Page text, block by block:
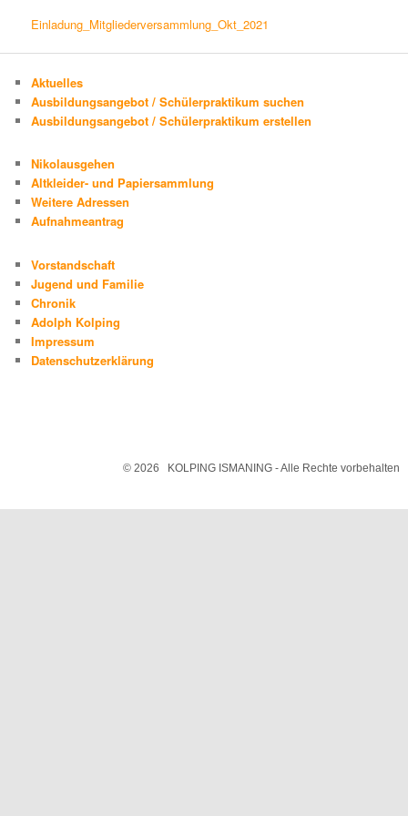
Einladung_Mitgliederversammlung_Okt_2021
Aktuelles
Ausbildungsangebot / Schülerpraktikum suchen
Ausbildungsangebot / Schülerpraktikum erstellen
Nikolausgehen
Altkleider- und Papiersammlung
Weitere Adressen
Aufnahmeantrag
Vorstandschaft
Jugend und Familie
Chronik
Adolph Kolping
Impressum
Datenschutzerklärung